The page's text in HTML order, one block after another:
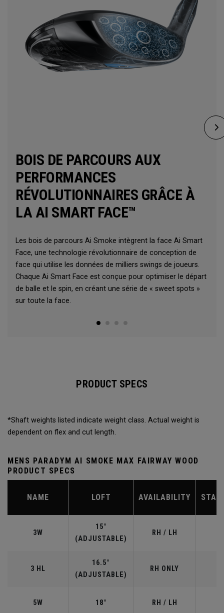
BOIS DE PARCOURS AUX
PERFORMANCES
RÉVOLUTIONNAIRES GRÂCE À
LA AI SMART FACE™
Les bois de parcours Ai Smoke intègrent la face Ai Smart
Face, une technologie révolutionnaire de conception de
face qui utilise les données de milliers swings de joueurs.
Chaque Ai Smart Face est conçue pour optimiser le départ
de balle et le spin, en créant une série de « sweet spots »
sur toute la face.
PRODUCT SPECS
*Shaft weights listed indicate weight class. Actual weight is
dependent on flex and cut length.
MENS PARADYM AI SMOKE MAX FAIRWAY WOOD
PRODUCT SPECS
NAME LOFT AVAILABILITY
3W
15°
(ADJUSTABLE)
RH / LH
3 HL
16.5°
(ADJUSTABLE)
RH ONLY
5W 18° RH / LH